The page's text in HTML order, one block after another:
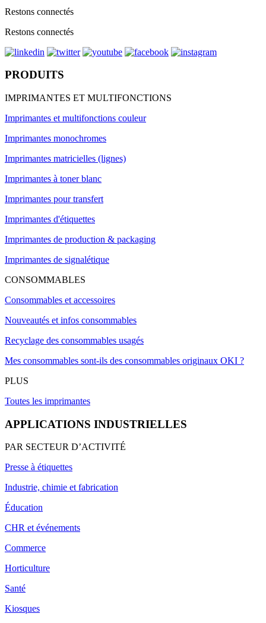
Restons connectés
Restons connectés
PRODUITS
IMPRIMANTES ET MULTIFONCTIONS
Imprimantes et multifonctions couleur
Imprimantes monochromes
Imprimantes matricielles (lignes)
Imprimantes à toner blanc
Imprimantes pour transfert
Imprimantes d'étiquettes
Imprimantes de production & packaging
Imprimantes de signalétique
CONSOMMABLES
Consommables et accessoires
Nouveautés et infos consommables
Recyclage des consommables usagés
Mes consommables sont-ils des consommables originaux OKI ?
PLUS
Toutes les imprimantes
APPLICATIONS INDUSTRIELLES
PAR SECTEUR D’ACTIVITÉ
Presse à étiquettes
Industrie, chimie et fabrication
Éducation
CHR et événements
Commerce
Horticulture
Santé
Kiosques